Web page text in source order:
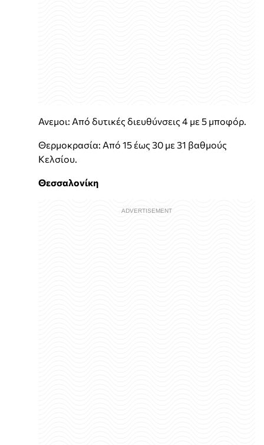
Ανεμοι: Από δυτικές διευθύνσεις 4 με 5 μποφόρ.
Θερμοκρασία: Από 15 έως 30 με 31 βαθμούς
Κελσίου.
Θεσσαλονίκη